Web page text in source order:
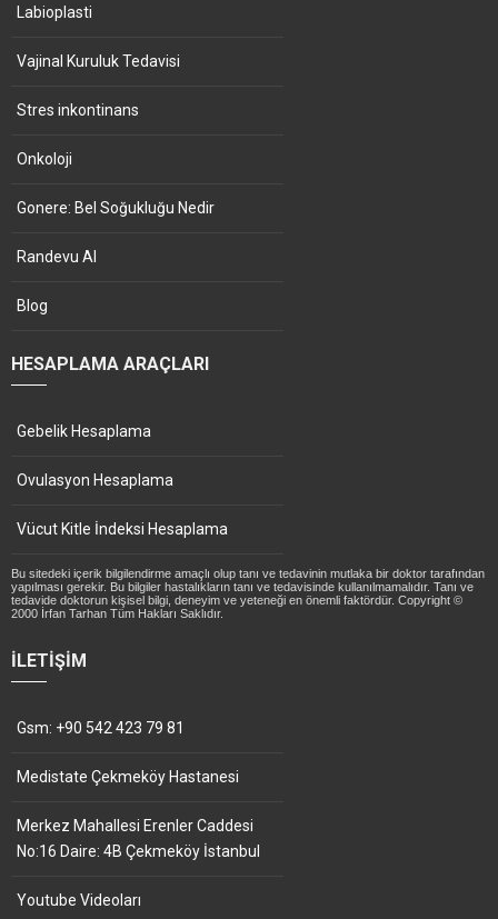
Labioplasti
Vajinal Kuruluk Tedavisi
Stres inkontinans
Onkoloji
Gonere: Bel Soğukluğu Nedir
Randevu Al
Blog
HESAPLAMA ARAÇLARI
Gebelik Hesaplama
Ovulasyon Hesaplama
Vücut Kitle İndeksi Hesaplama
Bu sitedeki içerik bilgilendirme amaçlı olup tanı ve tedavinin mutlaka bir doktor tarafından
yapılması gerekir. Bu bilgiler hastalıkların tanı ve tedavisinde kullanılmamalıdır. Tanı ve
tedavide doktorun kişisel bilgi, deneyim ve yeteneği en önemli faktördür. Copyright ©
2000 İrfan Tarhan Tüm Hakları Saklıdır.
İLETIŞIM
Gsm: +90 542 423 79 81
Medistate Çekmeköy Hastanesi
Merkez Mahallesi Erenler Caddesi
No:16 Daire: 4B Çekmeköy İstanbul
Youtube Videoları